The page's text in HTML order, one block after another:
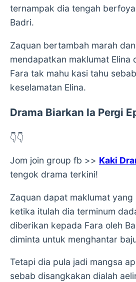
ternampak dia tengah
Badri.
Zaquan bertambah marah
mendapatkan maklumat Elina
Fara tak mahu kasi tahu
keselamatan Elina.
Drama Biarkan Ia Pergi
👇👇
Jom join group fb >> Kaki
tengok drama terkini!
Zaquan dapat maklumat
ketika itulah dia terminum
diberikan kepada Fara oleh
diminta untuk menghantar
Tetapi dia pula jadi mangsa
sebab disangkakan dialah